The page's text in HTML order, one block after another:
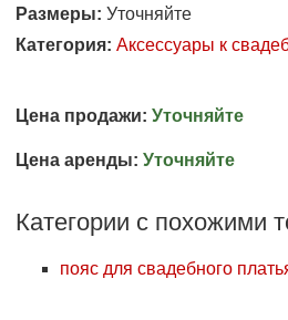
Размеры: Уточняйте
Категория: Аксессуары к
Цена продажи: Уточняйте
Цена аренды: Уточняйте
Категории с похожими
пояс для свадебного